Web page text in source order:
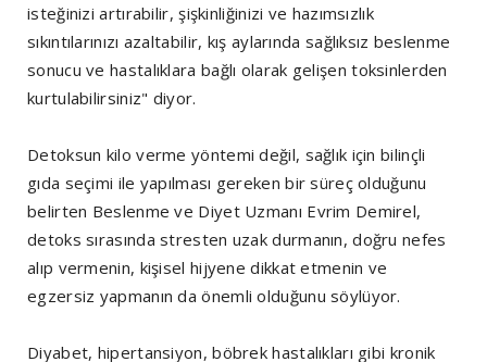
isteğinizi artırabilir, şişkinliğinizi ve hazımsızlık
sıkıntılarınızı azaltabilir, kış aylarında sağlıksız beslenme
sonucu ve hastalıklara bağlı olarak gelişen toksinlerden
kurtulabilirsiniz" diyor.
Detoksun kilo verme yöntemi değil, sağlık için bilinçli
gıda seçimi ile yapılması gereken bir süreç olduğunu
belirten Beslenme ve Diyet Uzmanı Evrim Demirel,
detoks sırasında stresten uzak durmanın, doğru nefes
alıp vermenin, kişisel hijyene dikkat etmenin ve
egzersiz yapmanın da önemli olduğunu söylüyor.
Diyabet, hipertansiyon, böbrek hastalıkları gibi kronik